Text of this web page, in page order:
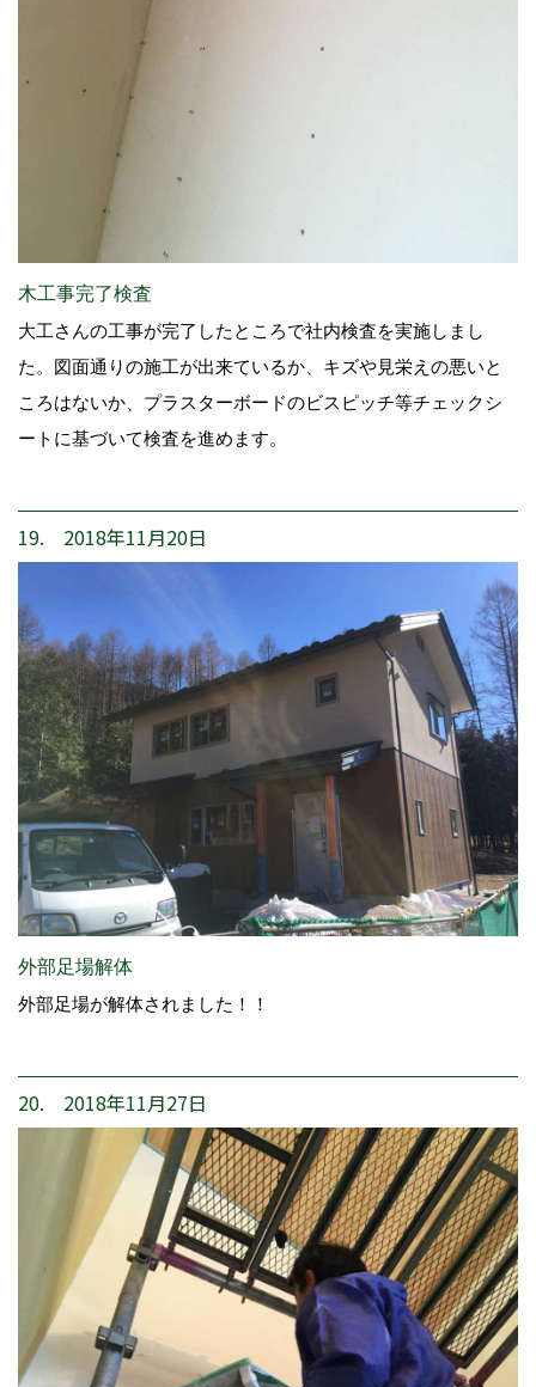
木工事完了検査
大工さんの工事が完了したところで社内検査を実施しまし
た。図面通りの施工が出来ているか、キズや見栄えの悪いと
ころはないか、プラスターボードのビスピッチ等チェックシ
ートに基づいて検査を進めます。
19. 2018年11月20日
外部足場解体
外部足場が解体されました！！
20. 2018年11月27日